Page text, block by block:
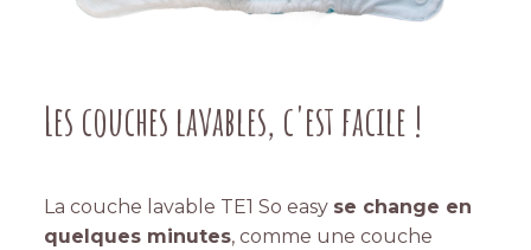
Les couches lavables, c'est facile !
La couche lavable TE1 So easy se change en
quelques minutes, comme une couche